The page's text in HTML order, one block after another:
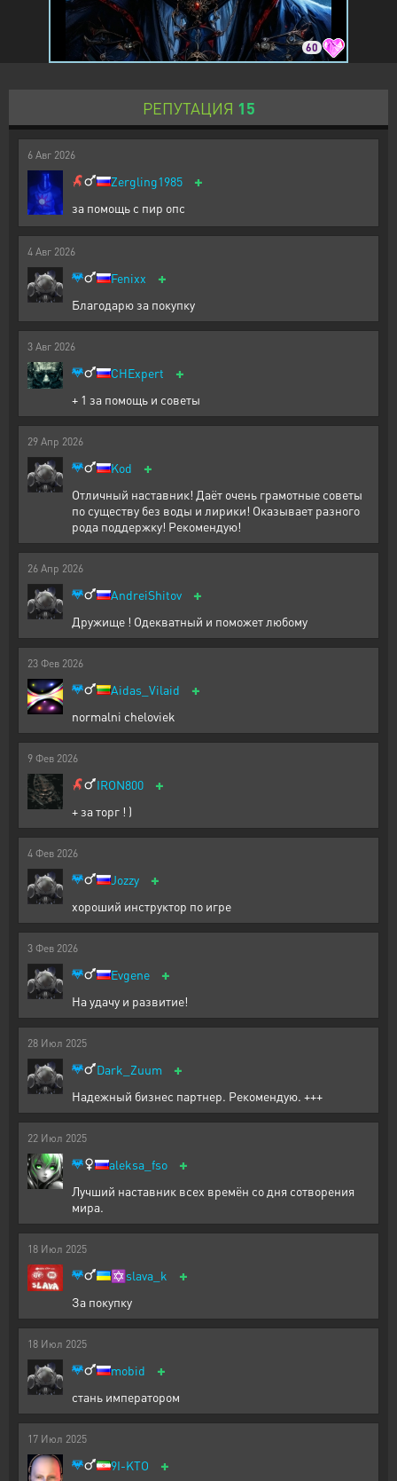
60
РЕПУТАЦИЯ 15
6 Авг 2026
Zergling1985 +
за помощь с пир опс
4 Авг 2026
Fenixx +
Благодарю за покупку
3 Авг 2026
CHExpert +
+ 1 за помощь и советы
29 Апр 2026
Kod +
Отличный наставник! Даёт очень грамотные советы
по существу без воды и лирики! Оказывает разного
рода поддержку! Рекомендую!
26 Апр 2026
AndreiShitov +
Дружище ! Одекватный и поможет любому
23 Фев 2026
Aidas_Vilaid +
normalni cheloviek
9 Фев 2026
IRON800 +
+ за торг ! )
4 Фев 2026
Jozzy +
хороший инструктор по игре
3 Фев 2026
Evgene +
На удачу и развитие!
28 Июл 2025
Dark_Zuum +
Надежный бизнес партнер. Рекомендую. +++
22 Июл 2025
aleksa_fso +
Лучший наставник всех времён со дня сотворения
мира.
18 Июл 2025
✡️slava_k +
За покупку
18 Июл 2025
mobid +
стань императором
17 Июл 2025
9I-KTO +